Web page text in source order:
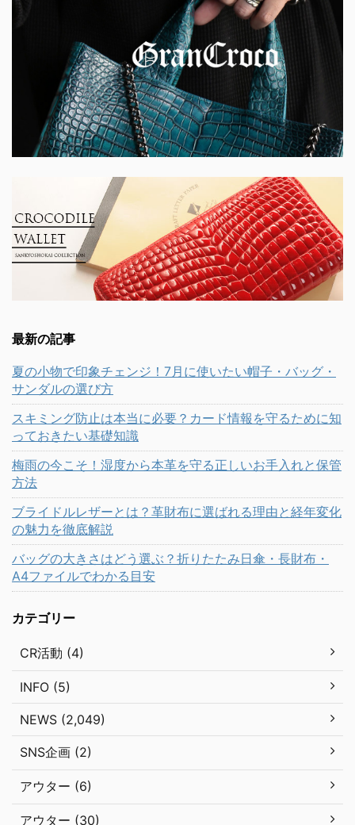
最新の記事
夏の小物で印象チェンジ！7月に使いたい帽子・バッグ・
サンダルの選び方
スキミング防止は本当に必要？カード情報を守るために知
っておきたい基礎知識
梅雨の今こそ！湿度から本革を守る正しいお手入れと保管
方法
ブライドルレザーとは？革財布に選ばれる理由と経年変化
の魅力を徹底解説
バッグの大きさはどう選ぶ？折りたたみ日傘・長財布・
A4ファイルでわかる目安
カテゴリー
CR活動 (4)
INFO (5)
NEWS (2,049)
SNS企画 (2)
アウター (6)
アウター (30)